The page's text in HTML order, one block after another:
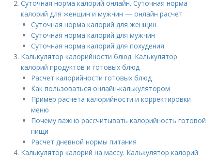
Суточная норма калорий онлайн. Суточная норма
калорий для женщин и мужчин — онлайн расчет
Суточная норма калорий для женщин
Суточная норма калорий для мужчин
Суточная норма калорий для похудения
Калькулятор калорийности блюд. Калькулятор
калорий продуктов и готовых блюд
Расчет калорийности готовых блюд
Как пользоваться онлайн-калькулятором
Пример расчета калорийности и корректировки
меню
Почему важно рассчитывать калорийность готовой
пищи
Расчет дневной нормы питания
Калькулятор калорий на массу. Калькулятор калорий